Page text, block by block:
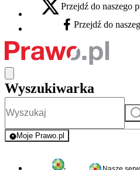
X - otwiera się w nowej karcie
Przejdź do naszego
Facebook - otwiera się w
Przejdź do
Wyszukiwarka
Moje Prawo.pl
- rejestracja i logowanie do